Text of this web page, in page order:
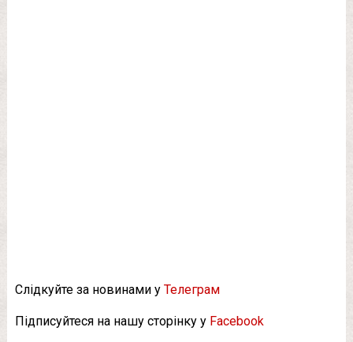
Слідкуйте за новинами у Телеграм
Підписуйтеся на нашу сторінку у Facebook